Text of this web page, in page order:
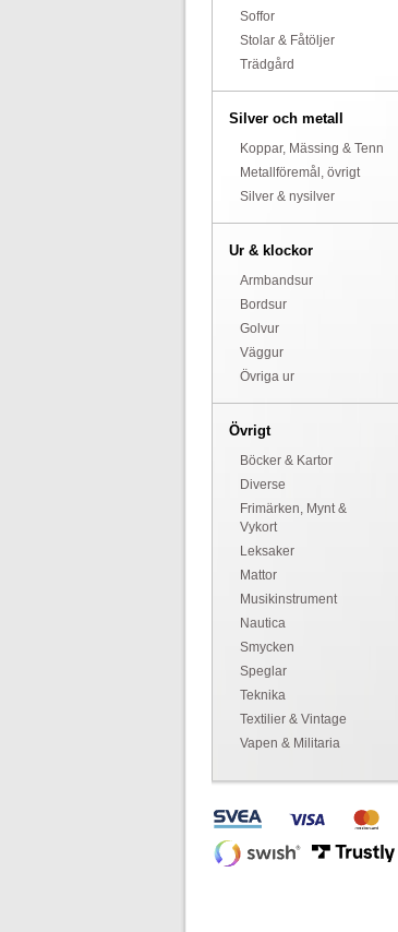
Soffor
Stolar & Fåtöljer
Trädgård
Silver och metall
Koppar, Mässing & Tenn
Metallföremål, övrigt
Silver & nysilver
Ur & klockor
Armbandsur
Bordsur
Golvur
Väggur
Övriga ur
Övrigt
Böcker & Kartor
Diverse
Frimärken, Mynt &
Vykort
Leksaker
Mattor
Musikinstrument
Nautica
Smycken
Speglar
Teknika
Textilier & Vintage
Vapen & Militaria